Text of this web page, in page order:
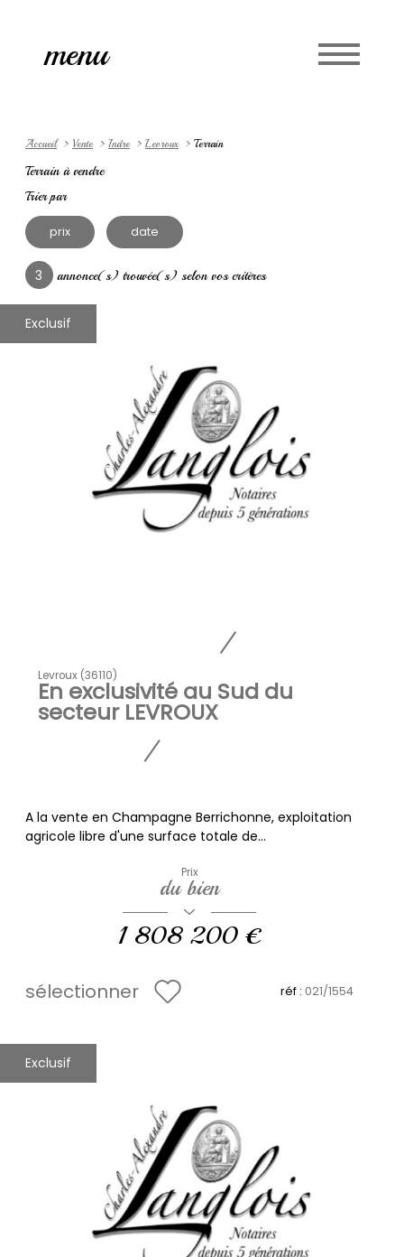
menu
Accueil Vente Indre Levroux Terrain
Terrain à vendre
Trier par
prix date
3 annonce(s) trouvée(s) selon vos critères
Exclusif
Levroux (36110)
En exclusivité au Sud du
secteur LEVROUX
A la vente en Champagne Berrichonne, exploitation
agricole libre d'une surface totale de...
Prix
du bien
1 808 200 €
sélectionner réf : 021/1554
Exclusif